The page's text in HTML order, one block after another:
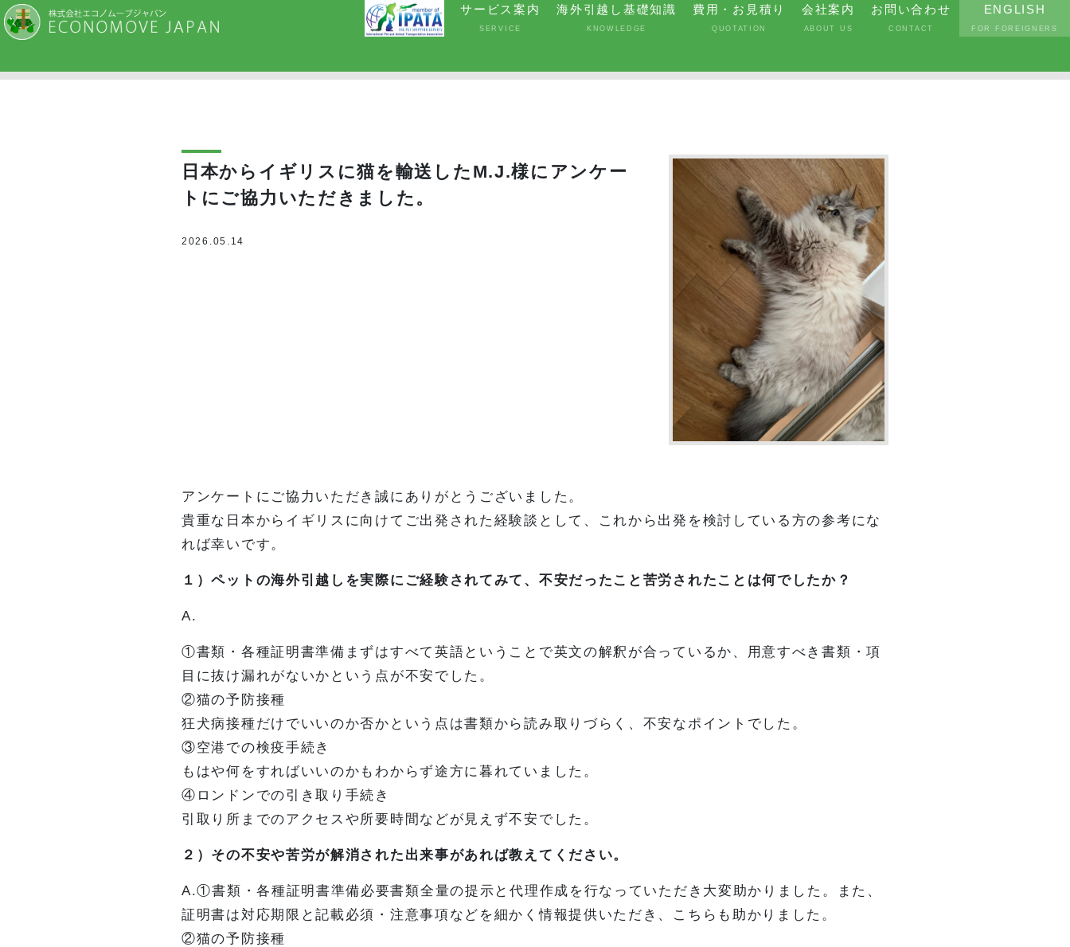
サービス案内
SERVICE
海外引越し基礎知識
KNOWLEDGE
費用・お見積り
QUOTATION
会社案内
ABOUT US
お問い合わせ
CONTACT
ENGLISH
FOR FOREIGNERS
日本からイギリスに猫を輸送したM.J.様にアンケー
トにご協力いただきました。
2026.05.14
アンケートにご協力いただき誠にありがとうございました。
貴重な日本からイギリスに向けてご出発された経験談として、これから出発を検討している方の参考にな
れば幸いです。
１）ペットの海外引越しを実際にご経験されてみて、不安だったこと苦労されたことは何でしたか？
A.
①書類・各種証明書準備まずはすべて英語ということで英文の解釈が合っているか、用意すべき書類・項
目に抜け漏れがないかという点が不安でした。
②猫の予防接種
狂犬病接種だけでいいのか否かという点は書類から読み取りづらく、不安なポイントでした。
③空港での検疫手続き
もはや何をすればいいのかもわからず途方に暮れていました。
④ロンドンでの引き取り手続き
引取り所までのアクセスや所要時間などが見えず不安でした。
２）その不安や苦労が解消された出来事があれば教えてください。
A.①書類・各種証明書準備必要書類全量の提示と代理作成を行なっていただき大変助かりました。また、
証明書は対応期限と記載必須・注意事項などを細かく情報提供いただき、こちらも助かりました。
②猫の予防接種